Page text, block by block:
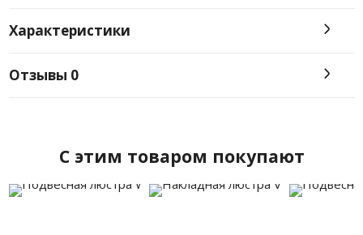
Характеристики
Отзывы 0
C этим товаром покупают